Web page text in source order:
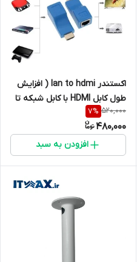
اکستندر lan to hdmi ( افزایش
طول کابل HDMI با کابل شبکه تا
30 متر)
520,000
7%
480,000
افزودن به سبد